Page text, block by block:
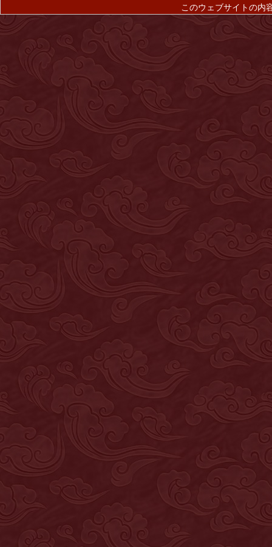
このウェブサイトの内